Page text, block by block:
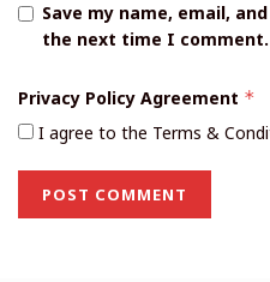
Save my name, email,
the next time I comment.
Privacy Policy Agreement *
I agree to the Terms &